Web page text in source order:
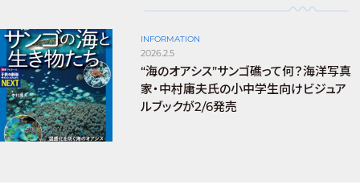
INFORMATION
2026.2.5
“海のオアシス”サンゴ礁って何？海洋写真
家・中村庸夫氏の小中学生向けビジュア
ルブックが2/6発売